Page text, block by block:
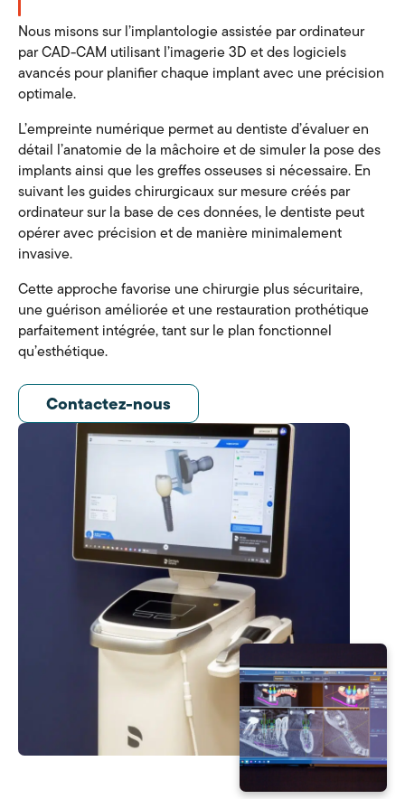
Nous misons sur l’implantologie assistée par ordinateur
par CAD-CAM utilisant l’imagerie 3D et des logiciels
avancés pour planifier chaque implant avec une précision
optimale.
L’empreinte numérique permet au dentiste d’évaluer en
détail l’anatomie de la mâchoire et de simuler la pose des
implants ainsi que les greffes osseuses si nécessaire. En
suivant les guides chirurgicaux sur mesure créés par
ordinateur sur la base de ces données, le dentiste peut
opérer avec précision et de manière minimalement
invasive.
Cette approche favorise une chirurgie plus sécuritaire,
une guérison améliorée et une restauration prothétique
parfaitement intégrée, tant sur le plan fonctionnel
qu’esthétique.
Contactez-nous